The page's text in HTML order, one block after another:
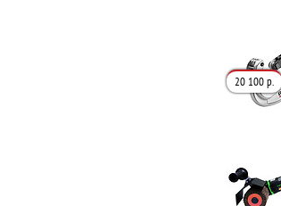
20 100 р.